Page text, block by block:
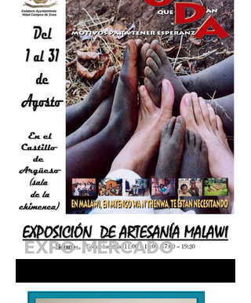
EXPO-MERCADO
Agosto 2026 (Sala de la